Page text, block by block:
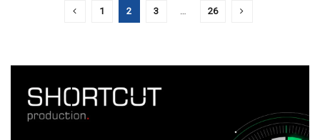
1 2 3 … 26